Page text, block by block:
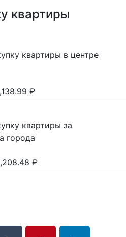
квартиры
квартиры в центре
₽
квартиры за
города
₽